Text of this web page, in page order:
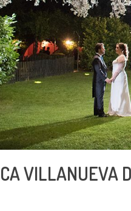
VILLANUEVA